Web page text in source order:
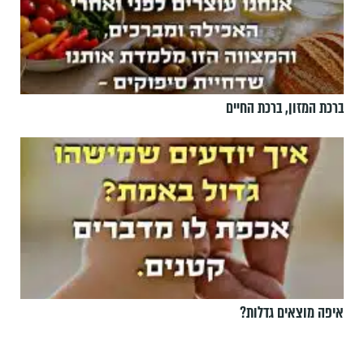
ברכת המזון, ברכת החיים
איפה מוצאים גדלות?